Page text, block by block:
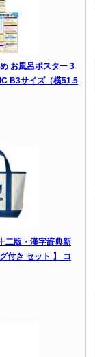
お風呂ポスター 3
B3サイズ（横51.5
二版・漢字辞典新
付き セット 】 コ